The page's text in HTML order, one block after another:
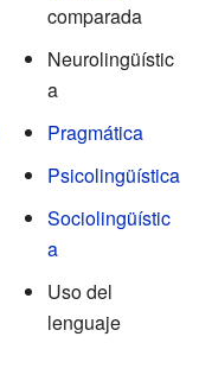
comparada
Neurolingüístic
a
Pragmática
Psicolingüística
Sociolingüístic
a
Uso del
lenguaje